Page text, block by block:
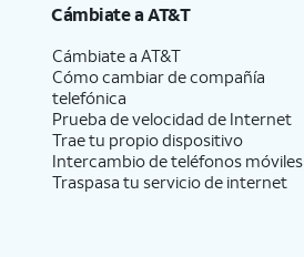
Cámbiate aAT&T
Cámbiate aAT&T
Cómo cambiar de compañía
telefónica
Prueba de velocidad de Internet
Trae tu propio dispositivo
Intercambio de teléfonos móviles
Traspasa tu servicio de internet